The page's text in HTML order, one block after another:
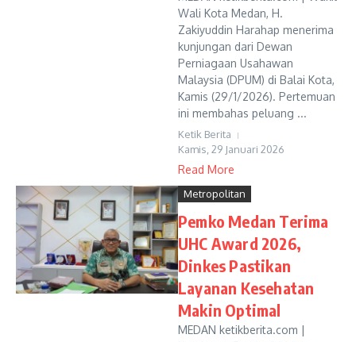
Wali Kota Medan, H.
Zakiyuddin Harahap menerima
kunjungan dari Dewan
Perniagaan Usahawan
Malaysia (DPUM) di Balai Kota,
Kamis (29/1/2026). Pertemuan
ini membahas peluang ...
Ketik Berita
Kamis, 29 Januari 2026
Read More
Metropolitan
Pemko Medan Terima
UHC Award 2026,
Dinkes Pastikan
Layanan Kesehatan
Makin Optimal
MEDAN ketikberita.com |